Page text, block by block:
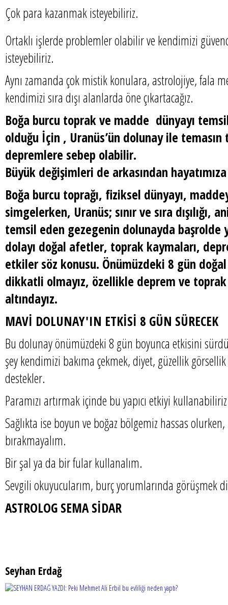
Çok para kazanmak isteyebiliriz.
Ortaklı işlerde problemler olabilir ve kendimizi
isteyebiliriz.
Aynı zamanda çok mistik konulara, astrolojiye, fala
kendimizi sıra dışı alanlarda öne çıkartacağız.
Boğa burcu toprak ve madde dünyayı
olduğu İçin , Uranüs’ün dolunay ile
depremlere sebep olabilir.
Büyük değişimleri de arkasından
Boğa burcu toprağı, fiziksel dünyayı,
simgelerken, Uranüs; sınır ve sıra dışılığı,
temsil eden gezegenin dolunayda başrolde
dolayı doğal afetler, toprak kaymaları,
etkiler söz konusu. Önümüzdeki 8 gün
dikkatli olmayız, özellikle deprem ve toprak
altındayız.
MAVİ DOLUNAY'IN ETKİSİ 8 GÜN SÜRECEK
Bu dolunay önümüzdeki 8 gün boyunca etkisini
şey kendimizi bakıma çekmek, diyet, güzellik
destekler.
Paramızı artırmak içinde bu yapıcı etkiyi
Sağlıkta ise boyun ve boğaz bölgemiz hassas
bırakmayalım.
Bir şal ya da bir fular kullanalım.
Sevgili okuyucularım, burç yorumlarında görüşmek
ASTROLOG SEMA SİDAR
Seyhan Erdağ